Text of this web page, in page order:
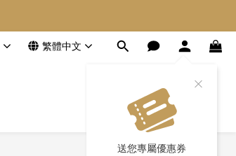
繁體中文
送您專屬優惠券